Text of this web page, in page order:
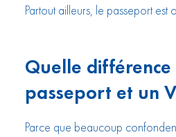
Partout ailleurs, le passeport est
Quelle
passeport et un
Parce que beaucoup